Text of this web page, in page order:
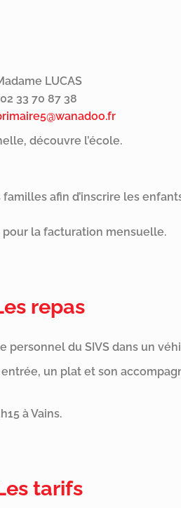
LUCAS
02 33 70 87 38
découvre l’école.
afin d’inscrire les
la facturation mensuelle.
repas
personnel du SIVS dans un
un plat et son
à Vains.
tarifs